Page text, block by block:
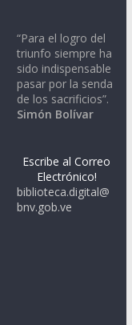
“Para el logro del
triunfo siempre ha
sido indispensable
pasar por la senda
de los sacrificios”.
Simón Bolívar
Escribe al Correo
Electrónico!
biblioteca.digital@
bnv.gob.ve